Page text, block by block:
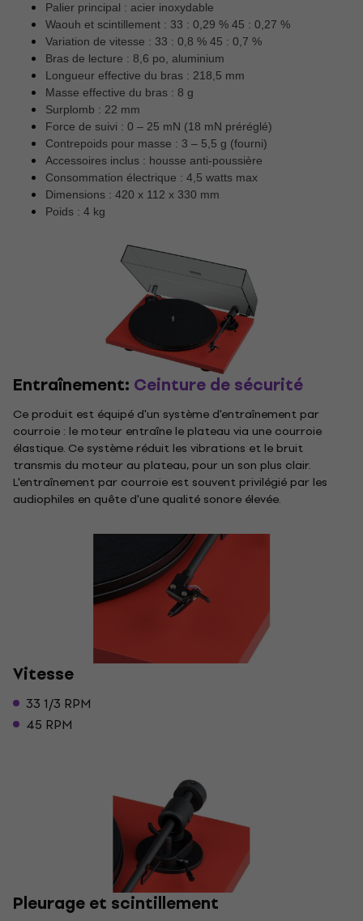
Palier principal : acier inoxydable
Waouh et scintillement : 33 : 0,29 % 45 : 0,27 %
Variation de vitesse : 33 : 0,8 % 45 : 0,7 %
Bras de lecture : 8,6 po, aluminium
Longueur effective du bras : 218,5 mm
Masse effective du bras : 8 g
Surplomb : 22 mm
Force de suivi : 0 – 25 mN (18 mN préréglé)
Contrepoids pour masse : 3 – 5,5 g (fourni)
Accessoires inclus : housse anti-poussière
Consommation électrique : 4,5 watts max
Dimensions : 420 x 112 x 330 mm
Poids : 4 kg
Entraînement: Ceinture de sécurité
Ce produit est équipé d'un système d'entraînement par
courroie : le moteur entraîne le plateau via une courroie
élastique. Ce système réduit les vibrations et le bruit
transmis du moteur au plateau, pour un son plus clair.
L'entraînement par courroie est souvent privilégié par les
audiophiles en quête d'une qualité sonore élevée.
Vitesse
33 1/3 RPM
45 RPM
Pleurage et scintillement